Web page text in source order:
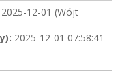
2025-12-01 (Wójt
2025-12-01 07:58:41